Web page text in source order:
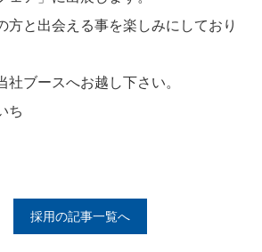
方と出会える事を楽しみにしており
社ブースへお越し下さい。
ち
採用の記事一覧へ